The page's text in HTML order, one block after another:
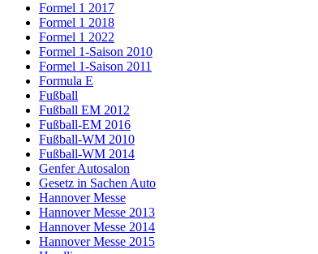
Formel 1 2017
Formel 1 2018
Formel 1 2022
Formel 1-Saison 2010
Formel 1-Saison 2011
Formula E
Fußball
Fußball EM 2012
Fußball-EM 2016
Fußball-WM 2010
Fußball-WM 2014
Genfer Autosalon
Gesetz in Sachen Auto
Hannover Messe
Hannover Messe 2013
Hannover Messe 2014
Hannover Messe 2015